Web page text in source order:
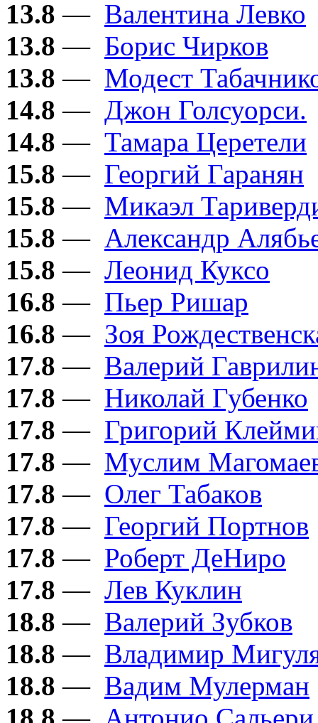
13.8 — Валентина Левко
13.8 — Борис Чирков
13.8 — Модест
14.8 — Джон Голсуорси.
14.8 — Тамара Церетели
15.8 — Георгий Гаранян
15.8 — Микаэл
15.8 — Александр
15.8 — Леонид Куксо
16.8 — Пьер Ришар
16.8 — Зоя
17.8 — Валерий
17.8 — Николай Губенко
17.8 — Григорий
17.8 — Муслим
17.8 — Олег Табаков
17.8 — Георгий Портнов
17.8 — Роберт ДеНиро
17.8 — Лев Куклин
18.8 — Валерий Зубков
18.8 — Владимир
18.8 — Вадим Мулерман